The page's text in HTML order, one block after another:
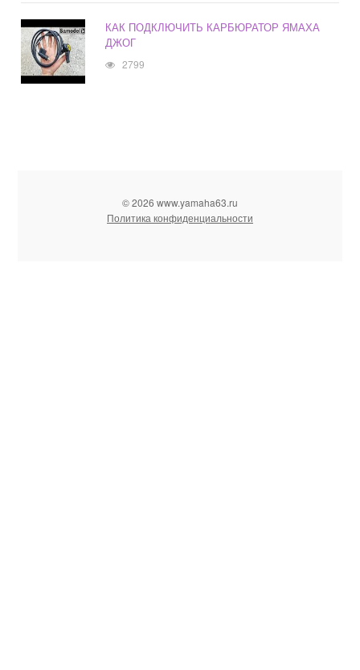
КАК ПОДКЛЮЧИТЬ КАРБЮРАТОР ЯМАХА
ДЖОГ
2799
© 2026 www.yamaha63.ru
Политика конфиденциальности